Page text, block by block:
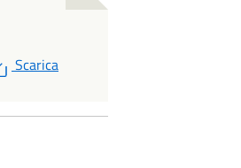
PDF
Scarica